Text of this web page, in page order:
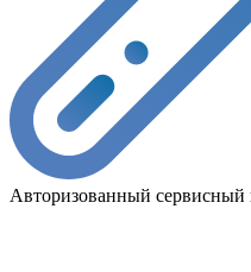
Авторизованный сервисный